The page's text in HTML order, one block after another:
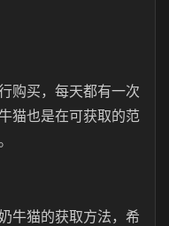
购买，每天都有一次
猫也是在可获取的范
牛猫的获取方法，希